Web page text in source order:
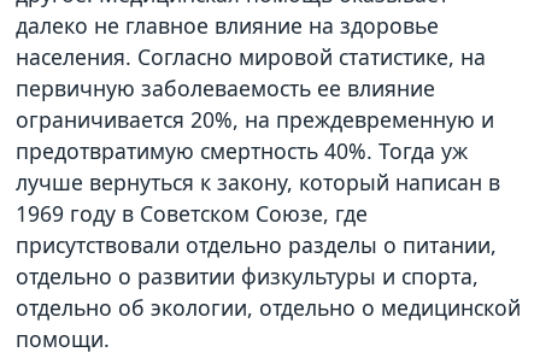
далеко не главное влияние на здоровье
населения. Согласно мировой статистике, на
первичную заболеваемость ее влияние
ограничивается 20%, на преждевременную и
предотвратимую смертность 40%. Тогда уж
лучше вернуться к закону, который написан в
1969 году в Советском Союзе, где
присутствовали отдельно разделы о питании,
отдельно о развитии физкультуры и спорта,
отдельно об экологии, отдельно о медицинской
помощи.